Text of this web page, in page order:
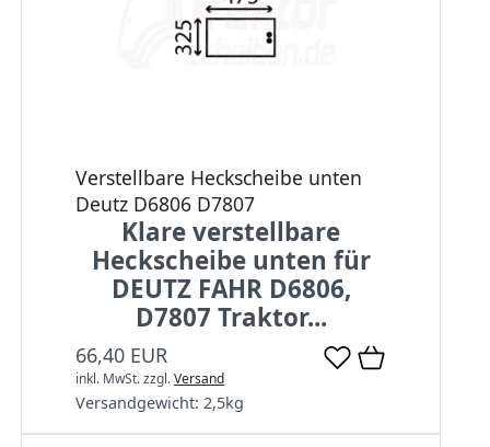
Verstellbare Heckscheibe unten
Deutz D6806 D7807
Klare verstellbare
Heckscheibe unten für
DEUTZ FAHR D6806,
D7807 Traktor...
66,40 EUR
inkl. MwSt.zzgl.Versand
Versandgewicht: 2,5kg